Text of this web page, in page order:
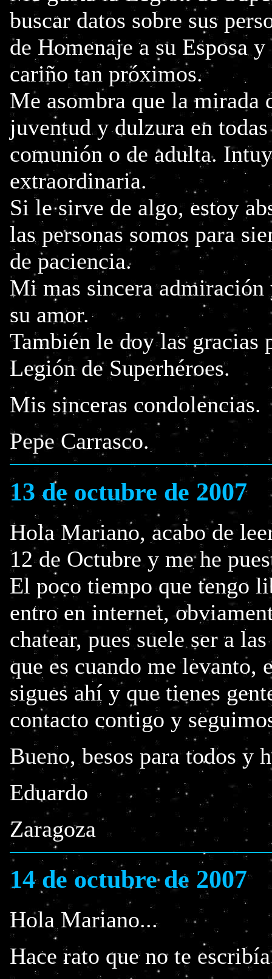
buscar datos sobre sus
de Homenaje a su Esposa
cariño tan próximos.
Me asombra que la mirada
juventud y dulzura en
comunión o de adulta.
extraordinaria.
Si le sirve de algo, estoy
las personas somos para
de paciencia.
Mi mas sincera
su amor.
También le doy las gracias
Legión de Superhéroes.
Mis sinceras condolencias.
Pepe Carrasco.
13 de octubre de 2007
Hola Mariano, acabo de
12 de Octubre y me he
El poco tiempo que tengo
entro en internet,
chatear, pues suele ser a
que es cuando me levanto,
sigues ahí y que tienes
contacto contigo y
Bueno, besos para todos y
Eduardo
Zaragoza
14 de octubre de 2007
Hola Mariano...
Hace rato que no te